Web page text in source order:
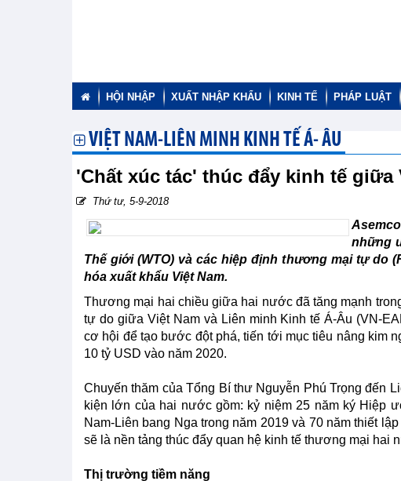
HỘI NHẬP XUẤT NHẬP KHẨU KINH TẾ PHÁP LUẬT
VIỆT NAM-LIÊN MINH KINH TẾ Á- ÂU
'Chất xúc tác' thúc đẩy kinh tế giữa
Thứ tư, 5-9-2018
những
Thế giới (WTO) và các hiệp định thương mại tự do
hóa xuất khẩu Việt Nam.
Thương mại hai chiều giữa hai nước đã tăng mạnh
tự do giữa Việt Nam và Liên minh Kinh tế Á-Âu (VN-
cơ hội để tạo bước đột phá, tiến tới mục tiêu nâng kim
10 tỷ USD vào năm 2020.
Chuyến thăm của Tổng Bí thư Nguyễn Phú Trọng đến
kiện lớn của hai nước gồm: kỷ niệm 25 năm ký Hiệp
Nam-Liên bang Nga trong năm 2019 và 70 năm thiết
sẽ là nền tảng thúc đẩy quan hệ kinh tế thương mại hai
Thị trường tiềm năng